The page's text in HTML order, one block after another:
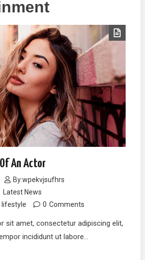
An Actor
By:wpekvjsufhrs
Latest News
lifestyle 0 Comments
sit amet, consectetur adipiscing elit,
incididunt ut labore…